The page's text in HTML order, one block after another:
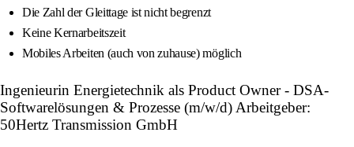
Die Zahl der Gleittage ist nicht begrenzt
Keine Kernarbeitszeit
Mobiles Arbeiten (auch von zuhause) möglich
Ingenieurin Energietechnik als Product Owner - DSA-
Softwarelösungen & Prozesse (m/w/d) Arbeitgeber:
50Hertz Transmission GmbH